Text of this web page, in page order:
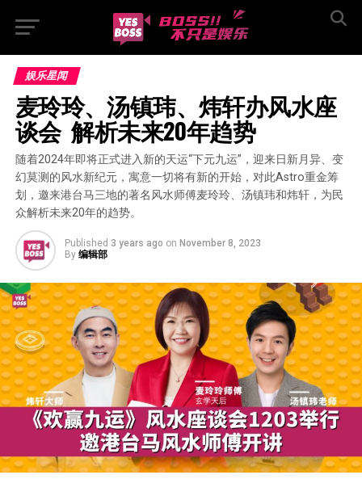
娱乐星闻
麦玲玲、汤镇玮、炜轩办风水座
谈会  解析未来20年趋势
随着2024年即将正式进入新的天运“下元九运”，迎来日新月异、变
幻莫测的风水新纪元，寓意一切将有新的开始，对此Astro重金筹
划，邀来港台马三地的著名风水师傅麦玲玲、汤镇玮和炜轩，为民
众解析未来20年的趋势。
Published 3 years ago on November 8, 2023
By 编辑部